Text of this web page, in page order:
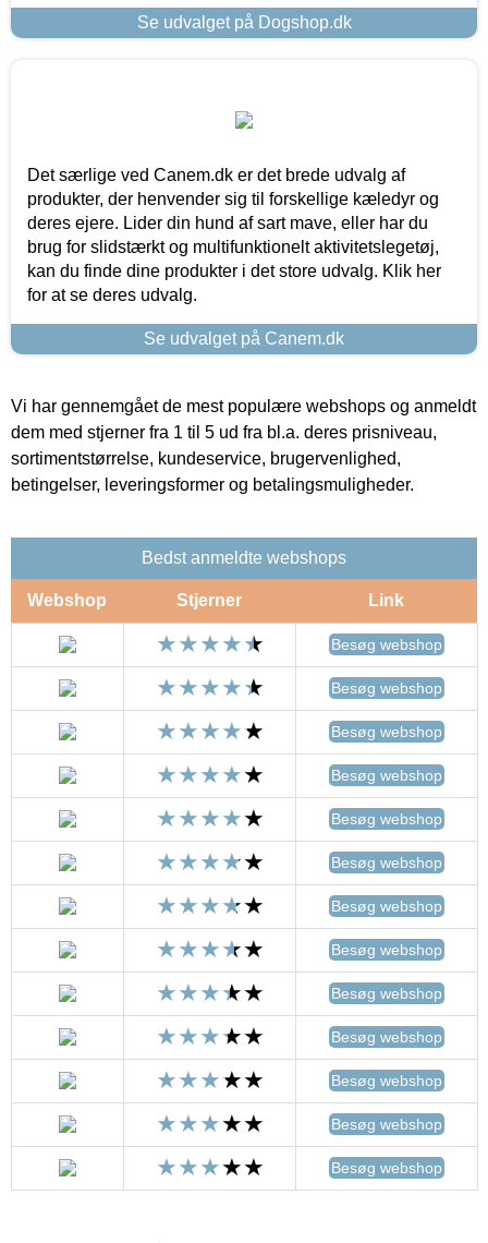
Se udvalget på Dogshop.dk
Det særlige ved Canem.dk er det brede udvalg af
produkter, der henvender sig til forskellige kæledyr og
deres ejere. Lider din hund af sart mave, eller har du
brug for slidstærkt og multifunktionelt aktivitetslegetøj,
kan du finde dine produkter i det store udvalg. Klik her
for at se deres udvalg.
Se udvalget på Canem.dk
Vi har gennemgået de mest populære webshops og anmeldt
dem med stjerner fra 1 til 5 ud fra bl.a. deres prisniveau,
sortimentstørrelse, kundeservice, brugervenlighed,
betingelser, leveringsformer og betalingsmuligheder.
Bedst anmeldte webshops
Webshop Stjerner Link
Besøg webshop
Besøg webshop
Besøg webshop
Besøg webshop
Besøg webshop
Besøg webshop
Besøg webshop
Besøg webshop
Besøg webshop
Besøg webshop
Besøg webshop
Besøg webshop
Besøg webshop